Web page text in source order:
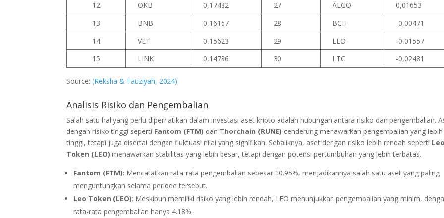
12
OKB 0,17482 27 ALGO
0,01653
13
BNB 0,16167 28 BCH
-0,00471
14
VET 0,15623 29 LEO
-0,01557
15
LINK 0,14786 30 LTC -0,02481
Source:(Reksha & Fauziyah, 2024)
Analisis Risiko dan Pengembalian
Salah satu hal yang perlu diperhatikan dalam investasi aset kripto adalah hubungan antara risiko dan pengembalian.
dengan risiko tinggi seperti Fantom (FTM) dan Thorchain (RUNE) cenderung menawarkan pengembalian yang lebih
tinggi, tetapi juga disertai dengan fluktuasi nilai yang signifikan. Sebaliknya, aset dengan risiko lebih rendah seperti Leo
Token (LEO) menawarkan stabilitas yang lebih besar, tetapi dengan potensi pertumbuhan yang lebih terbatas.
Fantom (FTM): Mencatatkan rata-rata pengembalian sebesar 30.95%, menjadikannya salah satu aset yang paling
menguntungkan selama periode tersebut.
Leo Token (LEO): Meskipun memiliki risiko yang lebih rendah, LEO menunjukkan pengembalian yang minim,
rata-rata pengembalian hanya 4.18%.